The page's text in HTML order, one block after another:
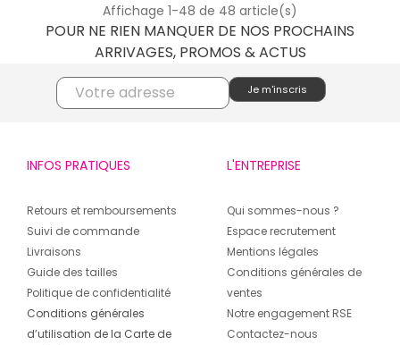
Affichage 1-48 de 48 article(s)
POUR NE RIEN MANQUER DE NOS PROCHAINS
ARRIVAGES, PROMOS & ACTUS
INFOS PRATIQUES
Retours et remboursements
Suivi de commande
Livraisons
Guide des tailles
Politique de confidentialité
Conditions générales
d’utilisation de la Carte de
L'ENTREPRISE
Qui sommes-nous ?
Espace recrutement
Mentions légales
Conditions générales de
ventes
Notre engagement RSE
Contactez-nous